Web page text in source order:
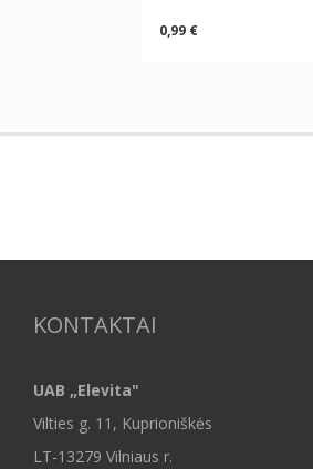
0,99 €
KONTAKTAI
UAB „Elevita"
Vilties g. 11, Kuprioniškės
LT-13279 Vilniaus r.